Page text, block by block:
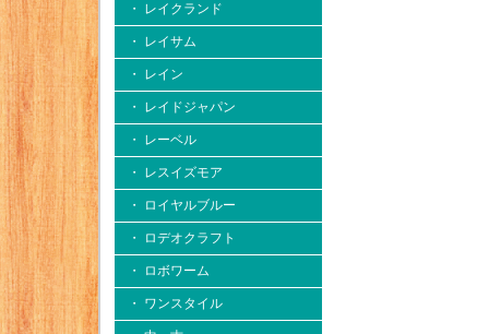
・ レイクランド
・ レイサム
・ レイン
・ レイドジャパン
・ レーベル
・ レスイズモア
・ ロイヤルブルー
・ ロデオクラフト
・ ロボワーム
・ ワンスタイル